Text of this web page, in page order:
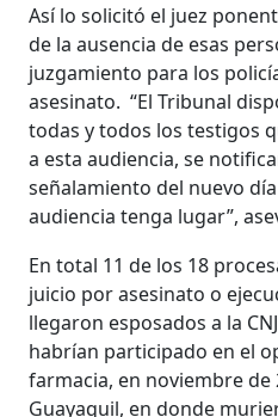
Así lo solicitó el juez
de la ausencia de esas
juzgamiento para los
asesinato. “El Tribunal
todas y todos los testigos
a esta audiencia, se
señalamiento del nuevo
audiencia tenga lugar”,
En total 11 de los 18
juicio por asesinato o
llegaron esposados a la
habrían participado en el
farmacia, en noviembre de
Guayaquil, en donde